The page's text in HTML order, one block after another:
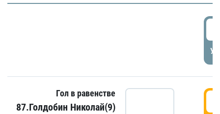
Гол в равенстве
87.Голдобин Николай(9)